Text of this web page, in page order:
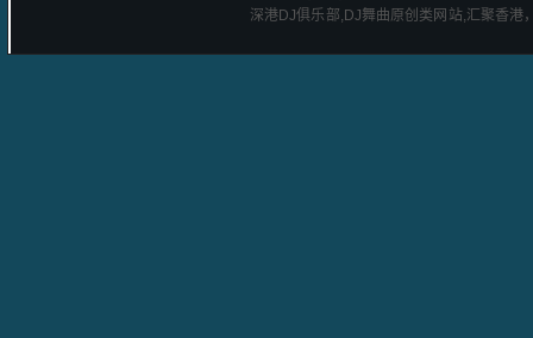
深港DJ俱乐部,DJ舞曲原创类网站,汇聚香港